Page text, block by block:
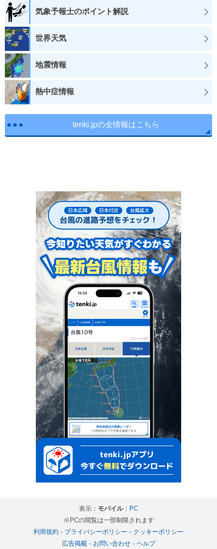
気象予報士のポイント解説
世界天気
地震情報
熱中症情報
tenki.jpの全情報はこちら
表示： モバイル｜ PC
※PCの閲覧は一部制限されます
利用規約 - プライバシーポリシー - クッキーポリシー
広告掲載- お問い合わせ- ヘルプ